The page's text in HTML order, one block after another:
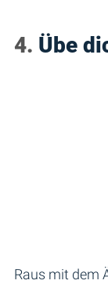
4. Übe
Raus mit dem